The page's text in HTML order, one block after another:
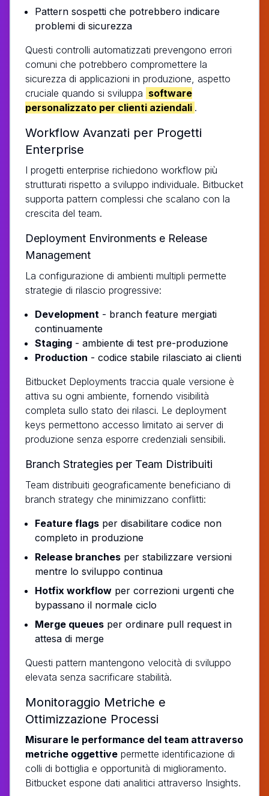
Pattern sospetti che potrebbero indicare
problemi di sicurezza
Questi controlli automatizzati prevengono errori
comuni che potrebbero compromettere la
sicurezza di applicazioni in produzione, aspetto
cruciale quando si sviluppa software
personalizzato per clienti aziendali .
Workflow Avanzati per Progetti
Enterprise
I progetti enterprise richiedono workflow più
strutturati rispetto a sviluppo individuale. Bitbucket
supporta pattern complessi che scalano con la
crescita del team.
Deployment Environments e Release
Management
La configurazione di ambienti multipli permette
strategie di rilascio progressive:
Development - branch feature mergiati
continuamente
Staging - ambiente di test pre-produzione
Production - codice stabile rilasciato ai clienti
Bitbucket Deployments traccia quale versione è
attiva su ogni ambiente, fornendo visibilità
completa sullo stato dei rilasci. Le deployment
keys permettono accesso limitato ai server di
produzione senza esporre credenziali sensibili.
Branch Strategies per Team Distribuiti
Team distribuiti geograficamente beneficiano di
branch strategy che minimizzano conflitti:
Feature flags per disabilitare codice non
completo in produzione
Release branches per stabilizzare versioni
mentre lo sviluppo continua
Hotfix workflow per correzioni urgenti che
bypassano il normale ciclo
Merge queues per ordinare pull request in
attesa di merge
Questi pattern mantengono velocità di sviluppo
elevata senza sacrificare stabilità.
Monitoraggio Metriche e
Ottimizzazione Processi
Misurare le performance del team attraverso
metriche oggettive permette identificazione di
colli di bottiglia e opportunità di miglioramento.
Bitbucket espone dati analitici attraverso Insights.